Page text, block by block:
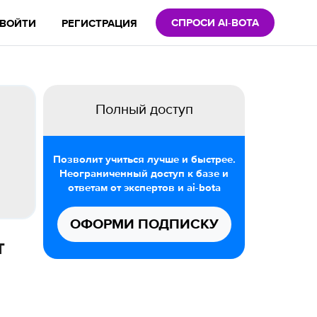
ВОЙТИ РЕГИСТРАЦИЯ СПРОСИ AI-BOTA
Полный доступ
Позволит учиться лучше и быстрее.
Неограниченный доступ к базе и
ответам от экспертов и ai-bota
ОФОРМИ ПОДПИСКУ